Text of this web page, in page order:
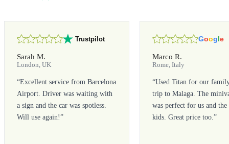
Trustpilot
Sarah M.
London, UK
“Excellent service from Barcelona
Airport. Driver was waiting with
a sign and the car was spotless.
Will use again!”
Google
Marco R.
Rome, Italy
“Used Titan for our
trip to Malaga. The
was perfect for us and the
kids. Great price too.”